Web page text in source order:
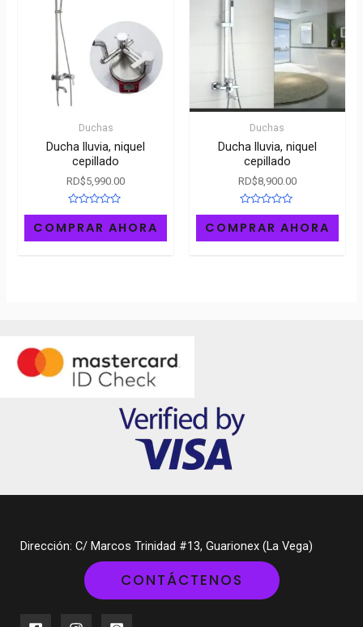
Duchas
Ducha lluvia, niquel
cepillado
RD$5,990.00
Rated
0
out
of
COMPRAR AHORA
Duchas
Ducha lluvia, niquel
cepillado
RD$8,900.00
Rated
0
out
of
COMPRAR AHORA
Dirección: C/ Marcos Trinidad #13, Guarionex (La Vega)
CONTÁCTENOS